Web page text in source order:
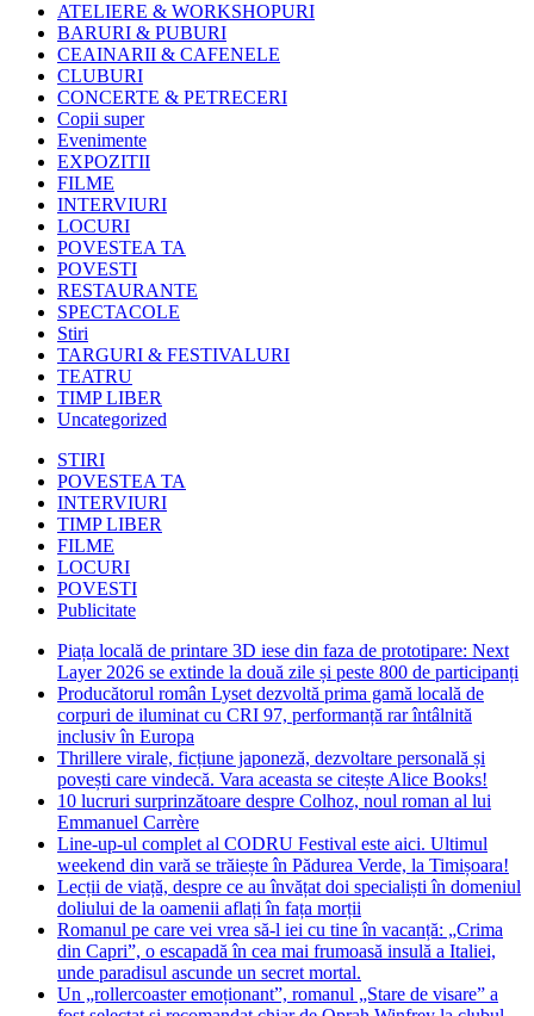
ATELIERE & WORKSHOPURI
BARURI & PUBURI
CEAINARII & CAFENELE
CLUBURI
CONCERTE & PETRECERI
Copii super
Evenimente
EXPOZITII
FILME
INTERVIURI
LOCURI
POVESTEA TA
POVESTI
RESTAURANTE
SPECTACOLE
Stiri
TARGURI & FESTIVALURI
TEATRU
TIMP LIBER
Uncategorized
STIRI
POVESTEA TA
INTERVIURI
TIMP LIBER
FILME
LOCURI
POVESTI
Publicitate
Piața locală de printare 3D iese din faza de prototipare: Next
Layer 2026 se extinde la două zile și peste 800 de participanți
Producătorul român Lyset dezvoltă prima gamă locală de
corpuri de iluminat cu CRI 97, performanță rar întâlnită
inclusiv în Europa
Thrillere virale, ficțiune japoneză, dezvoltare personală și
povești care vindecă. Vara aceasta se citește Alice Books!
10 lucruri surprinzătoare despre Colhoz, noul roman al lui
Emmanuel Carrère
Line-up-ul complet al CODRU Festival este aici. Ultimul
weekend din vară se trăiește în Pădurea Verde, la Timișoara!
Lecții de viață, despre ce au învățat doi specialiști în domeniul
doliului de la oamenii aflați în fața morții
Romanul pe care vei vrea să-l iei cu tine în vacanță: „Crima
din Capri”, o escapadă în cea mai frumoasă insulă a Italiei,
unde paradisul ascunde un secret mortal.
Un „rollercoaster emoționant”, romanul „Stare de visare” a